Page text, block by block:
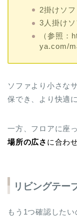
2掛けソ
3人掛け
（参照
ya.com/
ソファより小さな
保でき、より快適
一方、フロアに座
場所の広さ に合わ
リビングテー
もう1つ確認した